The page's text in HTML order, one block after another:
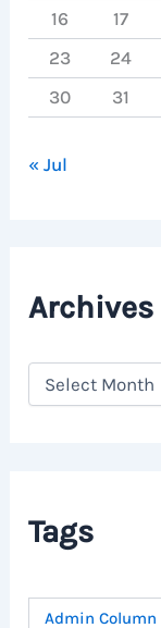
16
17
23
24
30
31
« Jul
Archives
A
s
Tags
Admin Column